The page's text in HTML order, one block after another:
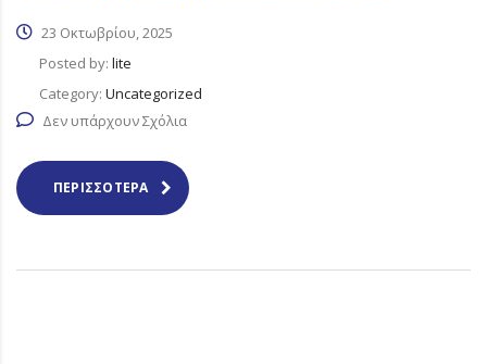
23 Οκτωβρίου, 2025
Posted by: lite
Category: Uncategorized
Δεν υπάρχουν Σχόλια
ΠΕΡΙΣΣΌΤΕΡΑ